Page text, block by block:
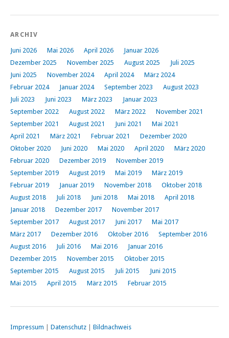
ARCHIV
Juni 2026 Mai 2026 April 2026
Januar 2026
Dezember 2025
November 2025 August 2025
Juli 2025
Juni 2025
November 2024 April 2024
März 2024
Februar 2024
Januar 2024 September 2023
August 2023
Juli 2023
Juni 2023 März 2023
Januar 2023
September 2022
August 2022 März 2022
November 2021
September 2021
August 2021 Juni 2021
Mai 2021
April 2021
März 2021 Februar 2021
Dezember 2020
Oktober 2020
Juni 2020 Mai 2020 April 2020
März 2020
Februar 2020
Dezember 2019
November 2019
September 2019
August 2019 Mai 2019
März 2019
Februar 2019
Januar 2019 November 2018
Oktober 2018
August 2018
Juli 2018 Juni 2018 Mai 2018
April 2018
Januar 2018
Dezember 2017
November 2017
September 2017
August 2017 Juni 2017
Mai 2017
März 2017
Dezember 2016 Oktober 2016
September 2016
August 2016
Juli 2016 Mai 2016
Januar 2016
Dezember 2015
November 2015
Oktober 2015
September 2015
August 2015 Juli 2015
Juni 2015
Mai 2015
April 2015 März 2015 Februar 2015
Impressum | Datenschutz | Bildnachweis